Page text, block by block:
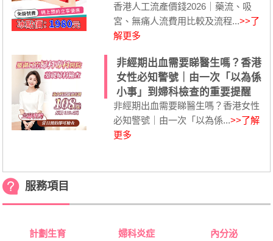
香港人工流產價錢2026｜藥流、吸
宮、無痛人流費用比較及流程...>>了
解更多
非經期出血需要睇醫生嗎？香港
女性必知警號｜由一次「以為係
小事」到婦科檢查的重要提醒
非經期出血需要睇醫生嗎？香港女性
必知警號｜由一次「以為係...>>了解
更多
服務項目
計劃生育 婦科炎症 內分泌